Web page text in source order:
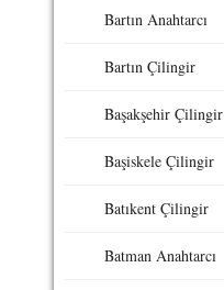
Bartın Anahtarcı
Bartın Çilingir
Başakşehir Çilingir
Başiskele Çilingir
Batıkent Çilingir
Batman Anahtarcı